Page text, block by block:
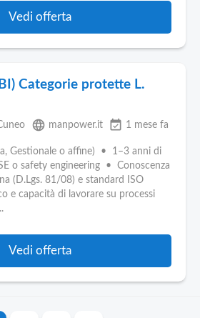
Vedi offerta
Categorie protette L.
language manpower.it event_available 1 mese fa
Gestionale o affine) • 1–3 anni di
o safety engineering • Conoscenza
(D.Lgs. 81/08) e standard ISO
e capacità di lavorare su processi
Vedi offerta